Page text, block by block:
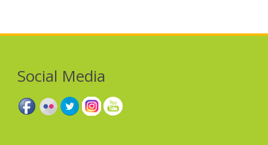
Social Media